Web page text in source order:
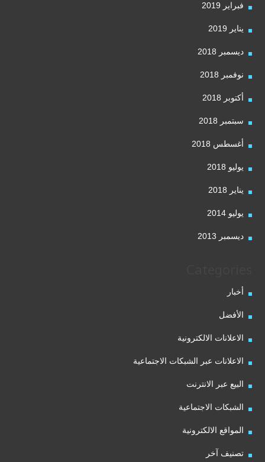
فبراير 2019
يناير 2019
ديسمبر 2018
نوفمبر 2018
أكتوبر 2018
سبتمبر 2018
أغسطس 2018
يوليو 2018
يناير 2018
يوليو 2014
ديسمبر 2013
أخبار
الأفضل
الاعلانات الالكترونية
الاعلانات عبر الشبكات الاجتماعية
البيع عبر الانترنت
الشبكات الاجتماعية
المواقع الالكترونية
تصنيف آخر